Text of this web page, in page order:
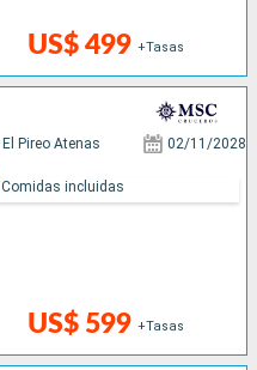
US$ 499 +Tasas
El Pireo Atenas 02/11/2028
US$ 599 +Tasas
Comidas incluidas